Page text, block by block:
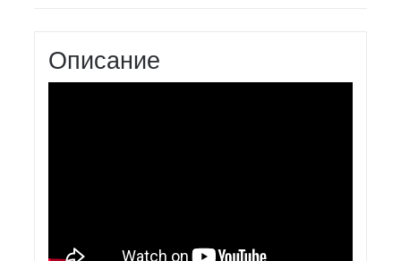
Описание